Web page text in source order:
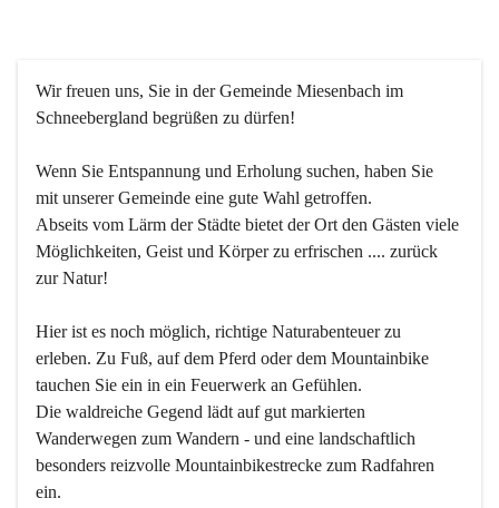
Wir freuen uns, Sie in der Gemeinde Miesenbach im
Schneebergland begrüßen zu dürfen!
Wenn Sie Entspannung und Erholung suchen, haben Sie
mit unserer Gemeinde eine gute Wahl getroffen.
Abseits vom Lärm der Städte bietet der Ort den Gästen viele
Möglichkeiten, Geist und Körper zu erfrischen .... zurück
zur Natur!
Hier ist es noch möglich, richtige Naturabenteuer zu
erleben. Zu Fuß, auf dem Pferd oder dem Mountainbike
tauchen Sie ein in ein Feuerwerk an Gefühlen.
Die waldreiche Gegend lädt auf gut markierten
Wanderwegen zum Wandern - und eine landschaftlich
besonders reizvolle Mountainbikestrecke zum Radfahren
ein.